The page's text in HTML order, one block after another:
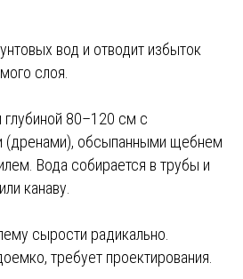
вод и отводит избыток
слоя.
глубиной 80–120 см с
(дренами), обсыпанными щебнем
Вода собирается в трубы и
канаву.
сырости радикально.
требует проектирования.